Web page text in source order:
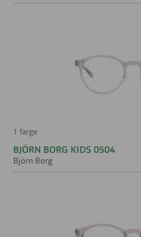
1 farge
BJÖRN BORG KIDS 0504
Björn Borg